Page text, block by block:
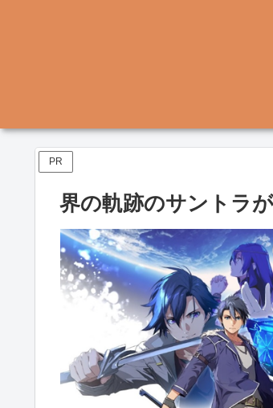
PR
界の軌跡のサントラ